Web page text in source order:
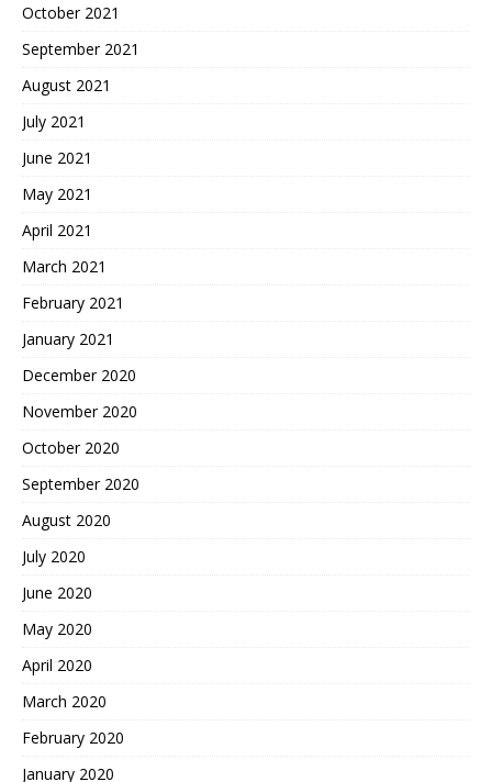
October 2021
September 2021
August 2021
July 2021
June 2021
May 2021
April 2021
March 2021
February 2021
January 2021
December 2020
November 2020
October 2020
September 2020
August 2020
July 2020
June 2020
May 2020
April 2020
March 2020
February 2020
January 2020